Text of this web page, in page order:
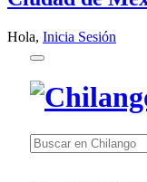
Hola, Inicia Sesión